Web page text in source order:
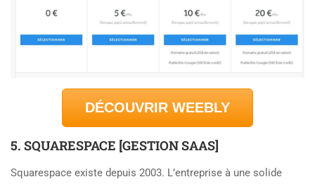
DÉCOUVRIR WEEBLY
5. SQUARESPACE [GESTION SAAS]
Squarespace existe depuis 2003. L’entreprise à une solide